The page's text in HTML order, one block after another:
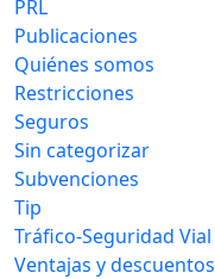
PRL
Publicaciones
Quiénes somos
Restricciones
Seguros
Sin categorizar
Subvenciones
Tip
Tráfico-Seguridad Vial
Ventajas y descuentos